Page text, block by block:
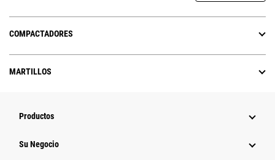
COMPACTADORES
MARTILLOS
Productos
Su Negocio